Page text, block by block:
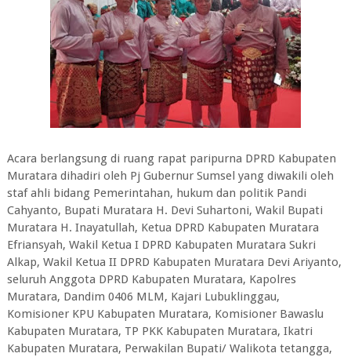
Acara berlangsung di ruang rapat paripurna DPRD Kabupaten
Muratara dihadiri oleh Pj Gubernur Sumsel yang diwakili oleh
staf ahli bidang Pemerintahan, hukum dan politik Pandi
Cahyanto, Bupati Muratara H. Devi Suhartoni, Wakil Bupati
Muratara H. Inayatullah, Ketua DPRD Kabupaten Muratara
Efriansyah, Wakil Ketua I DPRD Kabupaten Muratara Sukri
Alkap, Wakil Ketua II DPRD Kabupaten Muratara Devi Ariyanto,
seluruh Anggota DPRD Kabupaten Muratara, Kapolres
Muratara, Dandim 0406 MLM, Kajari Lubuklinggau,
Komisioner KPU Kabupaten Muratara, Komisioner Bawaslu
Kabupaten Muratara, TP PKK Kabupaten Muratara, Ikatri
Kabupaten Muratara, Perwakilan Bupati/ Walikota tetangga,